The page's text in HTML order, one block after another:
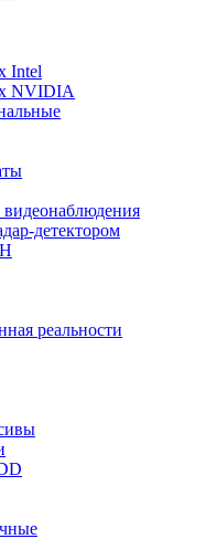
Intel
NVIDIA
видеонаблюдения
детектором
реальности